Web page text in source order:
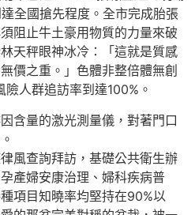
全國搶先程度。全市完成胎張
阻止牛土豪用物質的力量來破
天秤眼神冰冷：「這就是質感
價之重。」色體非整倍體無創
人群追訪率到達100%。
含量的激光測量儀，對著門口
查詢拜訪，基礎公共衛生辦
產婦安康治理、婦科疾病普
項目知曉率均堅持在90%以